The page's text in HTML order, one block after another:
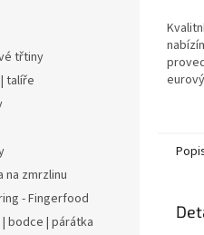
třtiny
talíře
na zmrzlinu
- Fingerfood
bodce | párátka